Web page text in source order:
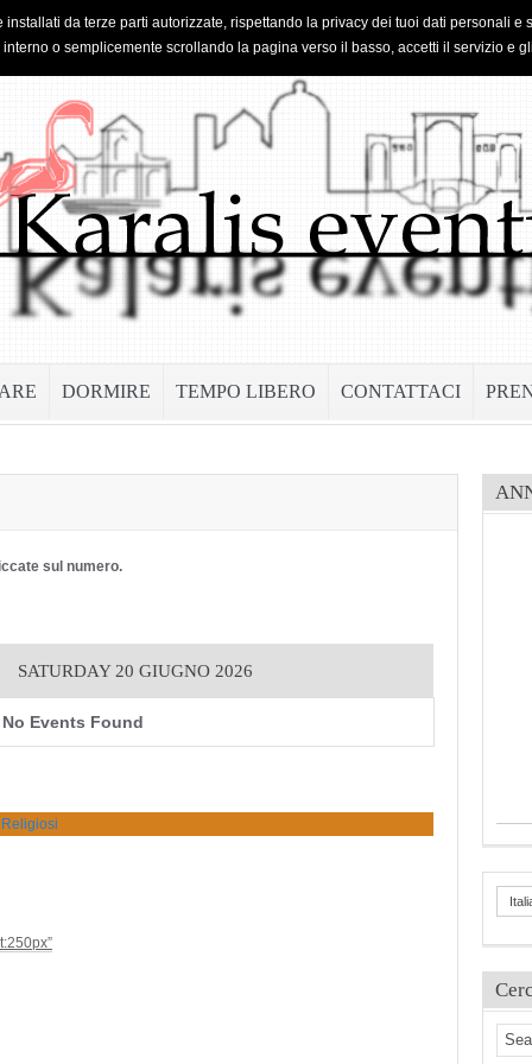
DORMIRE TEMPO LIBERO CONTATTACI
sul numero.
SATURDAY 20 GIUGNO 2026
No Events Found
da terze parti autorizzate, rispettando la privacy dei tuoi dati personali
o semplicemente scrollando la pagina verso il basso, accetti il servizio e